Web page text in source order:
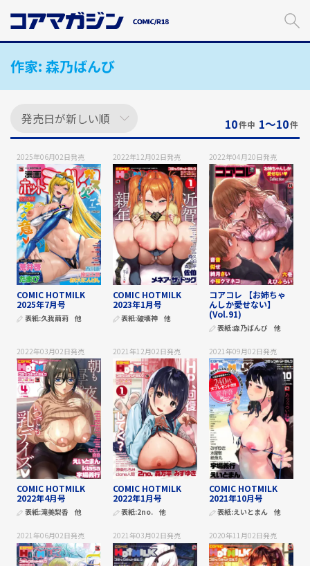
ン
作家: 森乃ばんび
10件中 1〜10件
2025年06月02日発売
COMIC HOTMILK
2025年7月号
表紙:久我繭莉 他
2022年12月02日発売
COMIC HOTMILK
2023年1月号
表紙:破壊神 他
2022年04月20日発売
コアコレ 【お姉ちゃ
んしか愛せない】
(Vol.91)
表紙:森乃ばんび 他
2022年03月02日発売
COMIC HOTMILK
2022年4月号
表紙:滝美梨香 他
2021年12月02日発売
COMIC HOTMILK
2022年1月号
表紙:2no. 他
2021年09月02日発売
COMIC HOTMILK
2021年10月号
表紙:えいとまん 他
2021年06月02日発売 2021年03月02日発売 2020年11月02日発売